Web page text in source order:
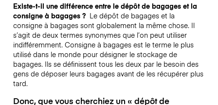
Existe-t-il une différence entre le dépôt de bagages et la
consigne à bagages ? Le dépôt de bagages et la
consigne à bagages sont globalement la même chose. Il
s’agit de deux termes synonymes que l’on peut utiliser
indifféremment. Consigne à bagages est le terme le plus
utilisé dans le monde pour désigner le stockage de
bagages. Ils se définissent tous les deux par le besoin des
gens de déposer leurs bagages avant de les récupérer plus
tard.
Donc, que vous cherchiez un « dépôt de